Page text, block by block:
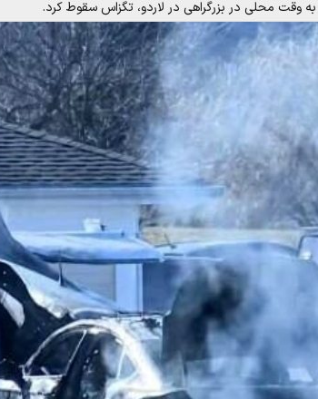
وقت محلی در بزرگراهی در لاردو، تگزاس سقوط کرد.